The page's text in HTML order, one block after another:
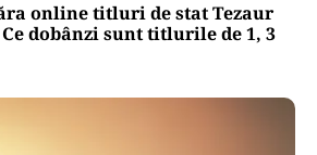
online titluri de stat Tezaur
dobânzi sunt titlurile de 1, 3